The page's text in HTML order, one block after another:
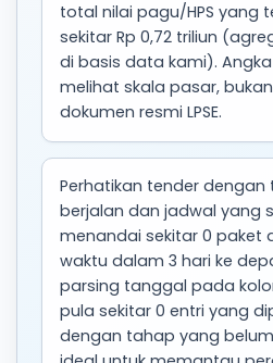
total nilai pagu/HPS yang
sekitar Rp 0,72 triliun
di basis data kami).
melihat skala pasar,
dokumen resmi LPSE.
Perhatikan tender
berjalan dan jadwal yang
menandai sekitar 0 paket
waktu dalam 3 hari ke
parsing tanggal pada
pula sekitar 0 entri yang
dengan tahap yang